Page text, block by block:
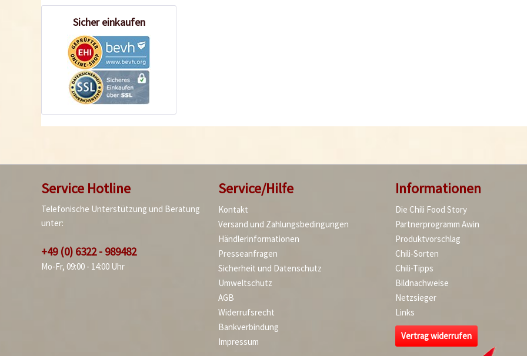
Sicher einkaufen
Service Hotline
Telefonische Unterstützung und Beratung
unter:
+49 (0) 6322 - 989482
Mo-Fr, 09:00 - 14:00 Uhr
Service/Hilfe
Kontakt
Versand und Zahlungsbedingungen
Händlerinformationen
Presseanfragen
Sicherheit und Datenschutz
Umweltschutz
AGB
Widerrufsrecht
Bankverbindung
Impressum
Informationen
Die Chili Food Story
Partnerprogramm Awin
Produktvorschlag
Chili-Sorten
Chili-Tipps
Bildnachweise
Netzsieger
Links
Vertrag widerrufen